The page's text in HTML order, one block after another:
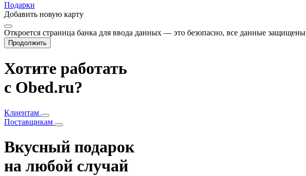
Подарки
Добавить новую карту
Откроется страница банка для ввода данных — это безопасно, все данные защищены
Продолжить
Хотите работать
с Obed.ru?
Клиентам
Поставщикам
Вкусный подарок
на любой случай